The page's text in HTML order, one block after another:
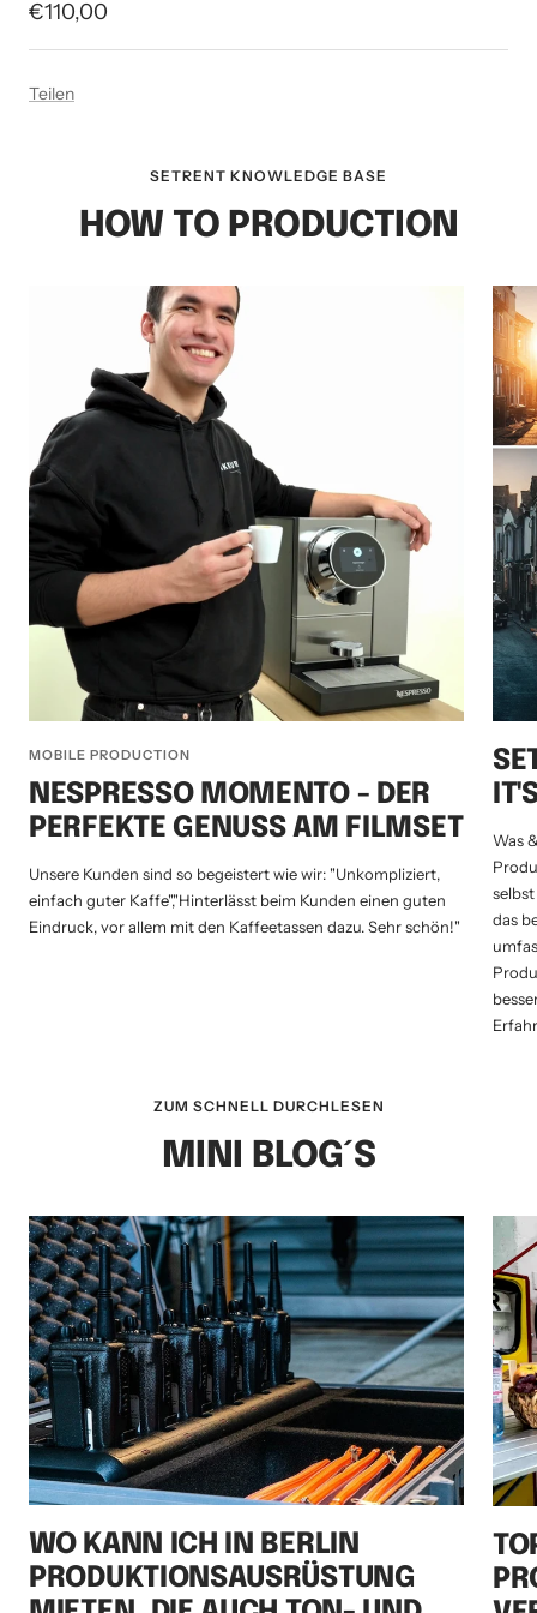
Angebotspreis
€110,00
Teilen
SETRENT KNOWLEDGE BASE
HOW TO PRODUCTION
MOBILE PRODUCTION
NESPRESSO MOMENTO - DER
PERFEKTE GENUSS AM FILMSET
Unsere Kunden sind so begeistert wie wir: "Unkompliziert,
einfach guter Kaffe","Hinterlässt beim Kunden einen guten
Eindruck, vor allem mit den Kaffeetassen dazu. Sehr schön!"
Was
das
ZUM SCHNELL DURCHLESEN
MINI BLOG´S
WO KANN ICH IN BERLIN
PRODUKTIONSAUSRÜSTUNG